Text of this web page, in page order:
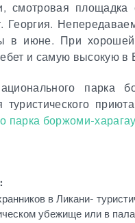
смотровая площадка
Георгия.
в июне. При
и самую высокую
парка
туристического
парка боржоми-
в Ликани-
убежище или в